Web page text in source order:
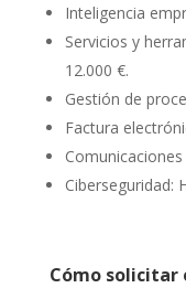
Inteligencia
Servicios y
12.000 €.
Gestión de
Factura
Ciberseguridad:
Cómo solicitar